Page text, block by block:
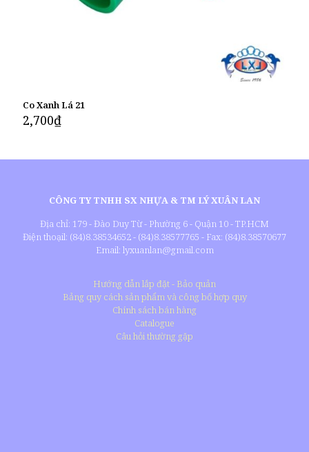
Co Xanh Lá 21
2,700₫
CÔNG TY TNHH SX NHỰA & TM LÝ XUÂN LAN
Địa chỉ: 179 - Đào Duy Từ - Phường 6 - Quận 10 - TP.HCM
Điện thoạil: (84)8.38534652 - (84)8.38577765 - Fax: (84)8.38570677
Email: lyxuanlan@gmail.com
Hướng dẫn lắp đặt - Bảo quản
Bảng quy cách sản phẩm và công bố hợp quy
Chính sách bán hàng
Catalogue
Câu hỏi thường gặp